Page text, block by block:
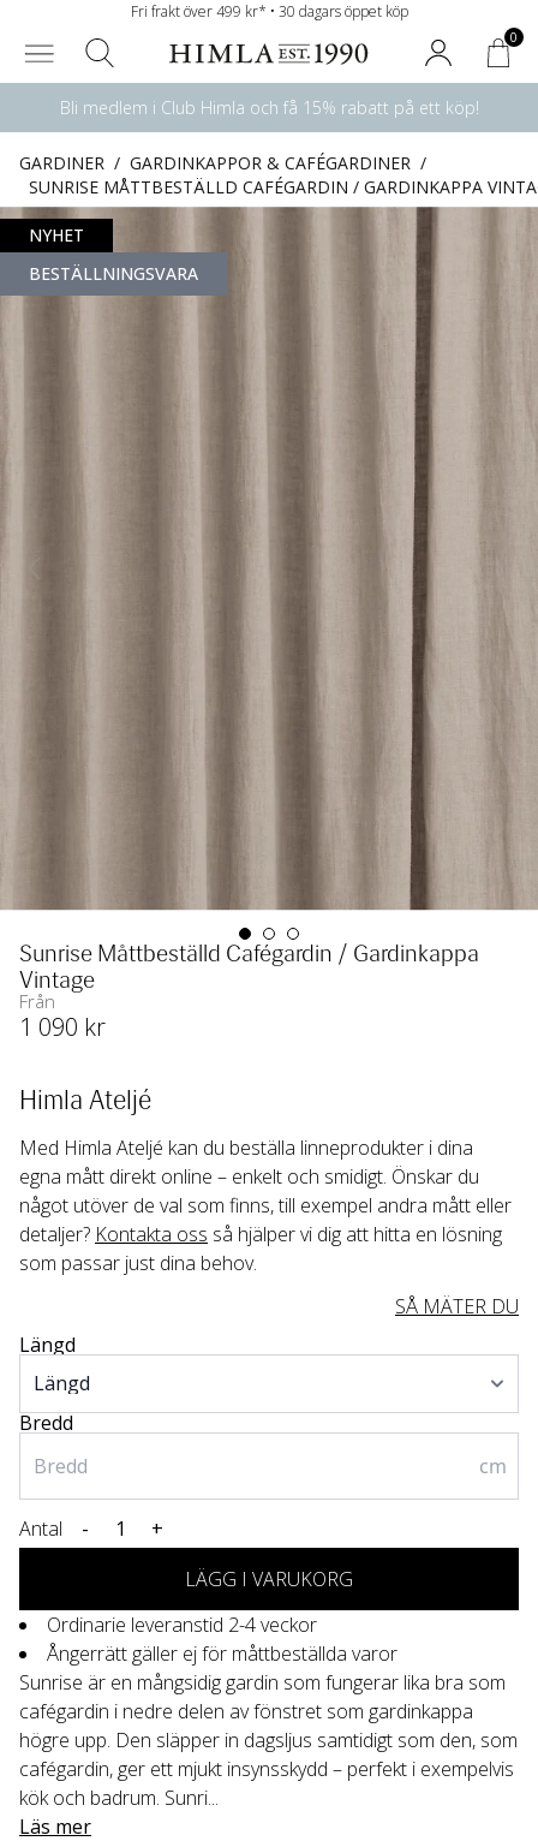
Fri frakt över 499 kr* • 30 dagars öppet köp
0
Bli medlem i Club Himla och få 15% rabatt på ett köp!
GARDINER / GARDINKAPPOR & CAFÉGARDINER /
SUNRISE MÅTTBESTÄLLD CAFÉGARDIN / GARDINKAPPA
NYHET
BESTÄLLNINGSVARA
Sunrise Måttbeställd Cafégardin / Gardinkappa
Vintage
Från
1 090 kr
Himla Ateljé
Med Himla Ateljé kan du beställa linneprodukter i dina
egna mått direkt online – enkelt och smidigt. Önskar du
något utöver de val som finns, till exempel andra mått eller
detaljer? Kontakta oss så hjälper vi dig att hitta en lösning
som passar just dina behov.
SÅ MÄTER DU
Längd
Bredd
cm
Antal -
+
LÄGG I VARUKORG
Ordinarie leveranstid 2-4 veckor
Ångerrätt gäller ej för måttbeställda varor
Sunrise är en mångsidig gardin som fungerar lika bra som
cafégardin i nedre delen av fönstret som gardinkappa
högre upp. Den släpper in dagsljus samtidigt som den, som
cafégardin, ger ett mjukt insynsskydd – perfekt i exempelvis
kök och badrum. Sunri...
Läs mer